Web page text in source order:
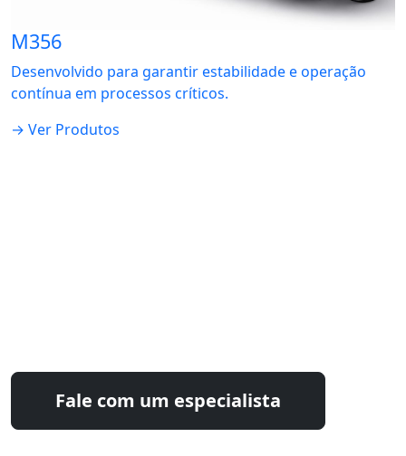
M356
Desenvolvido para garantir estabilidade e operação
contínua em processos críticos.
→ Ver Produtos
Fale com um especialista